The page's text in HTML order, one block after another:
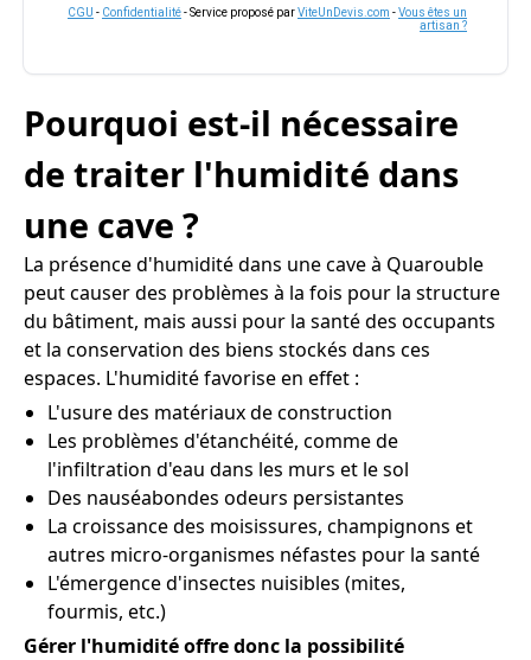
CGU - Confidentialité- Service proposé parViteUnDevis.com -Vous êtes un
artisan ?
Pourquoi est-il nécessaire
de traiter l'humidité dans
une cave ?
La présence d'humidité dans une cave à Quarouble
peut causer des problèmes à la fois pour la structure
du bâtiment, mais aussi pour la santé des occupants
et la conservation des biens stockés dans ces
espaces. L'humidité favorise en effet :
L'usure des matériaux de construction
Les problèmes d'étanchéité, comme de
l'infiltration d'eau dans les murs et le sol
Des nauséabondes odeurs persistantes
La croissance des moisissures, champignons et
autres micro-organismes néfastes pour la santé
L'émergence d'insectes nuisibles (mites,
fourmis, etc.)
Gérer l'humidité offre donc la possibilité